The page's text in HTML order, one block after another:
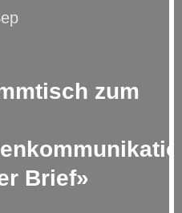
zum
Brief»